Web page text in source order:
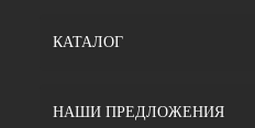
КАТАЛОГ
НАШИ ПРЕДЛОЖЕНИЯ